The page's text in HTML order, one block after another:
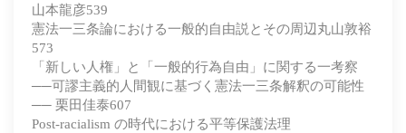
山本龍彦539
憲法一三条論における一般的自由説とその周辺丸山敦裕
573
「新しい人権」と「一般的行為自由」に関する一考察
──可謬主義的人間観に基づく憲法一三条解釈の可能性
── 栗田佳泰607
Post-racialism の時代における平等保護法理